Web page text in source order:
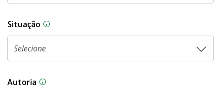
Situação Na CLDF, as proposições legislativas
Autoria As proposições legislativas na CLDF podem